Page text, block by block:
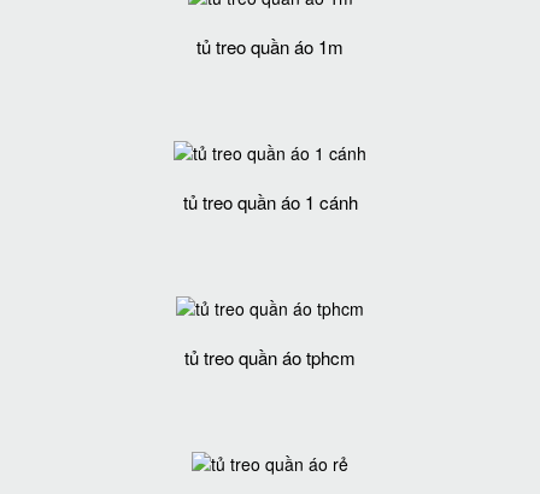
tủ treo quần áo 1m
tủ treo quần áo 1 cánh
tủ treo quần áo tphcm